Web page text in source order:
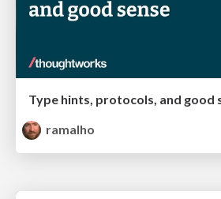
Type hints, protocols, and good
ramalho